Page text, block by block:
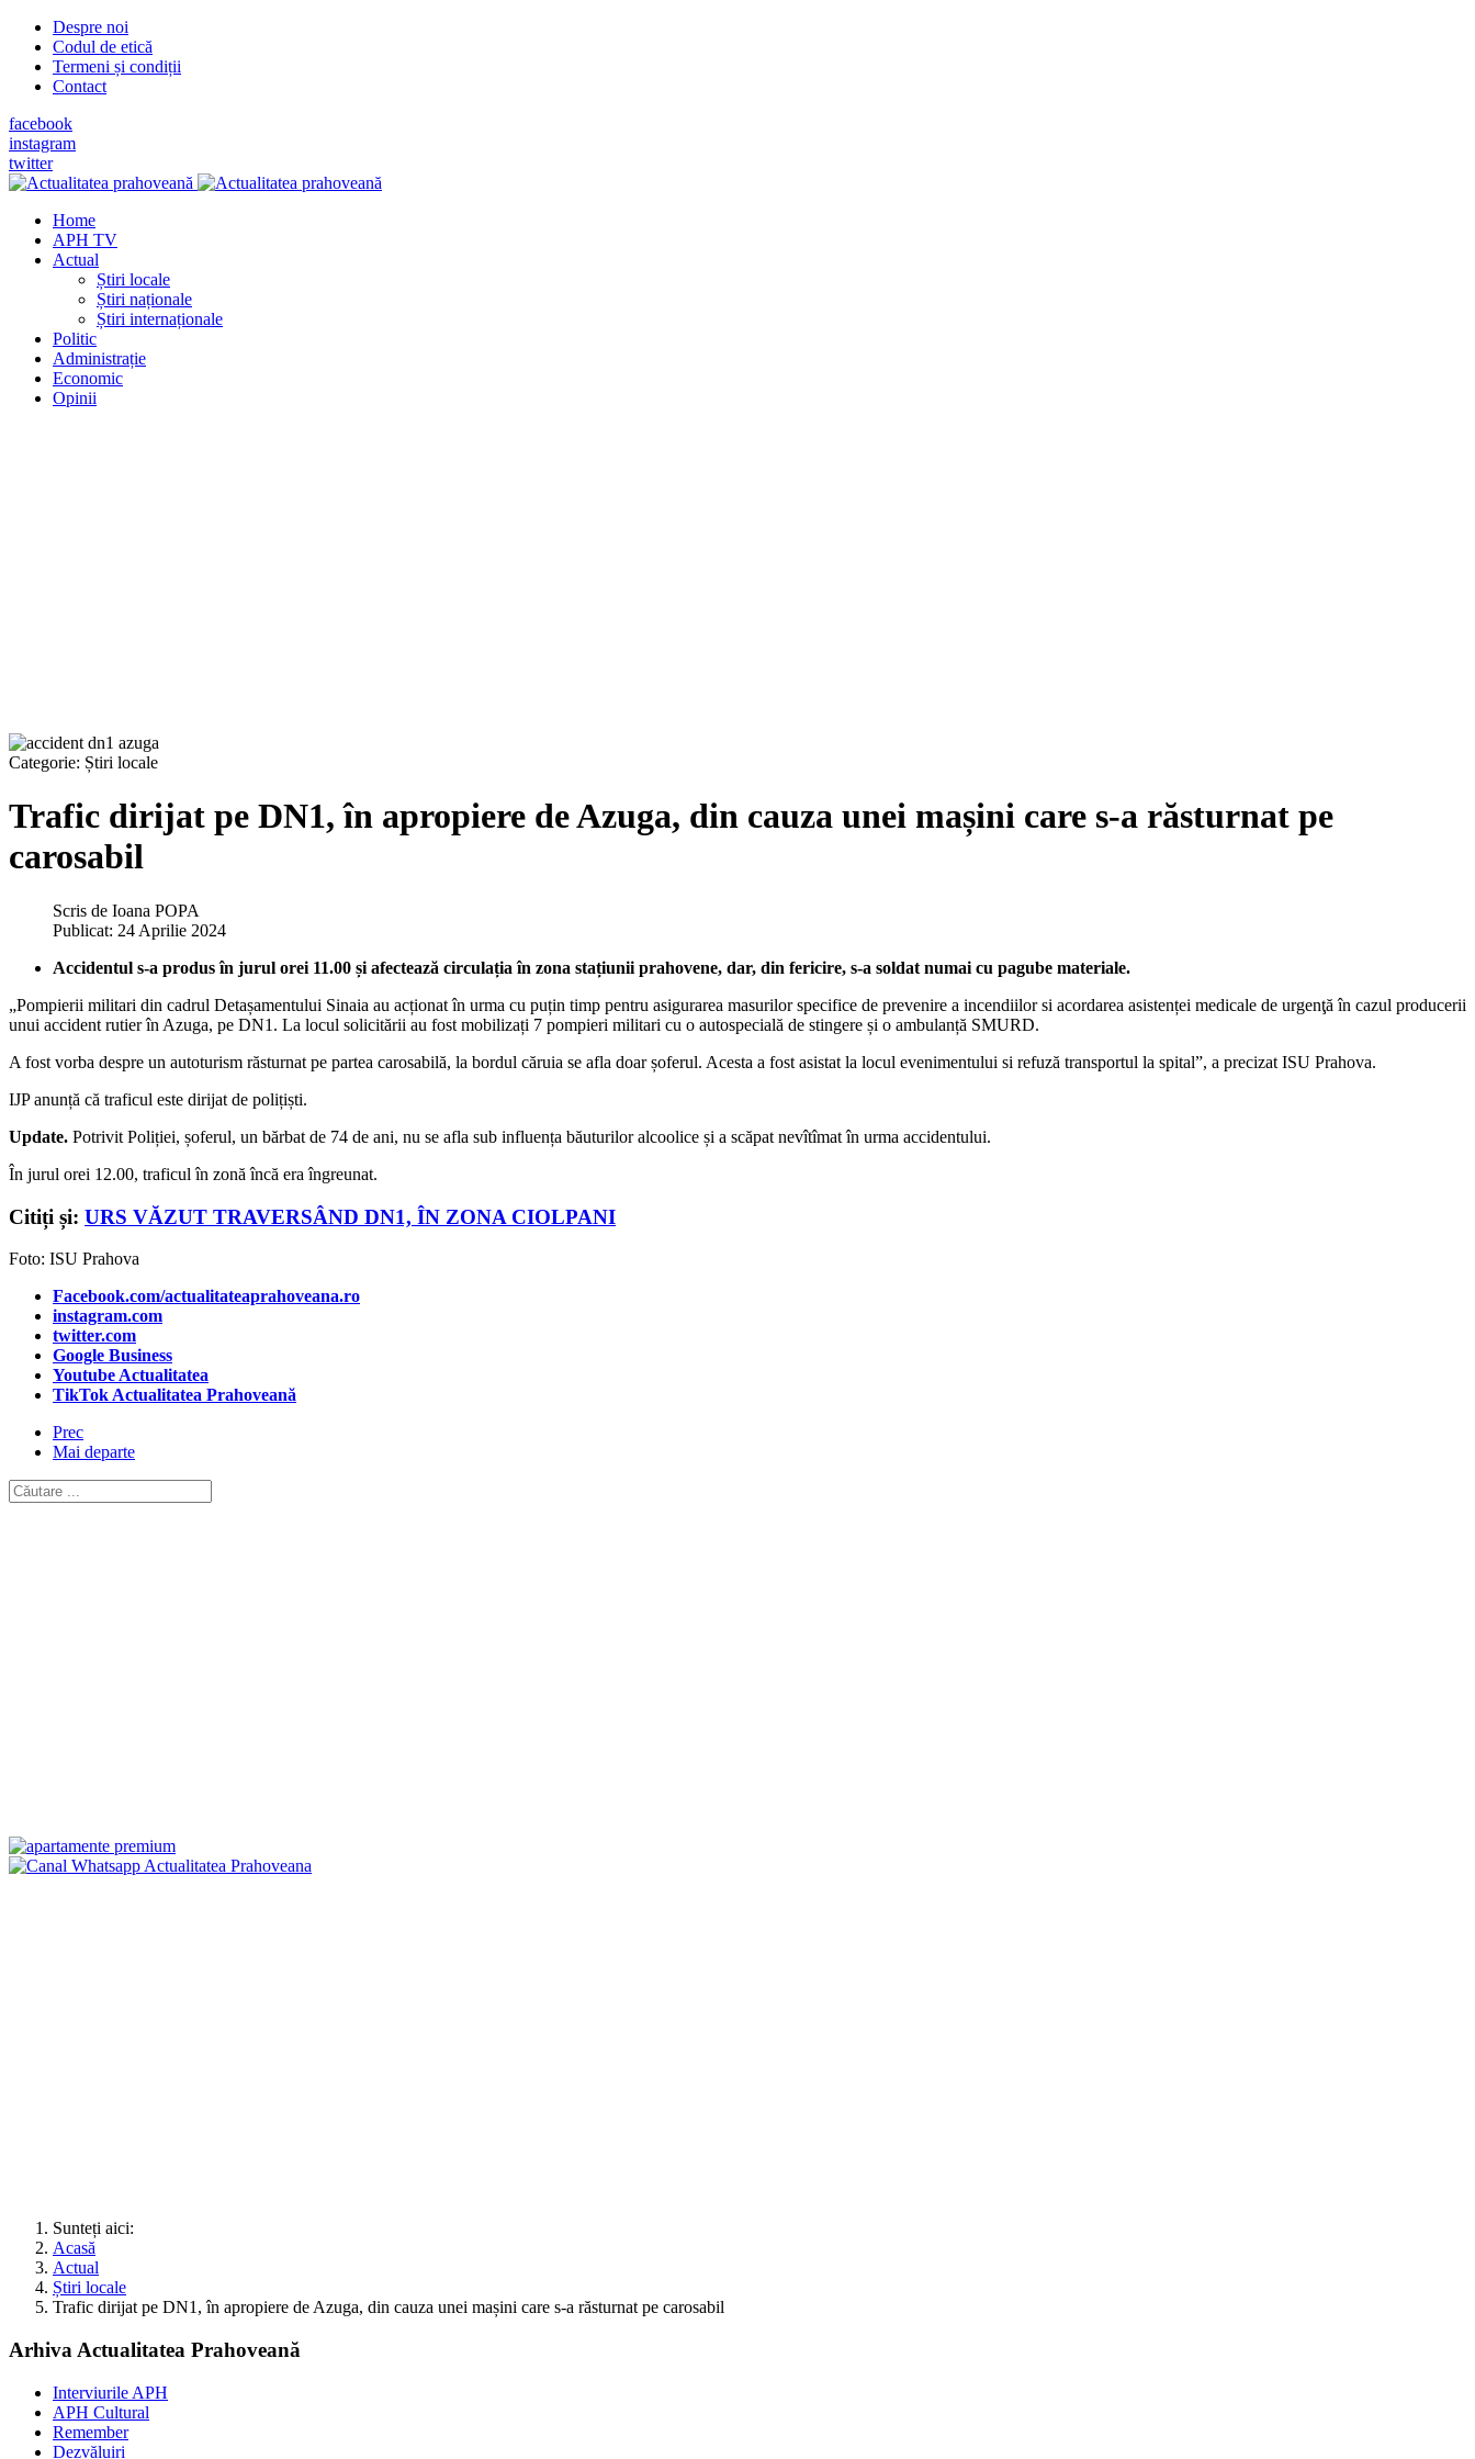
Despre noi
Codul de etică
Termeni și condiții
Contact
facebook
instagram
twitter
Home
APH TV
Actual
Știri locale
Știri naționale
Știri internaționale
Politic
Administrație
Economic
Opinii
Categorie: Știri locale
Trafic dirijat pe DN1, în apropiere de Azuga, din cauza unei mașini care s-a răsturnat pe
carosabil
Scris de Ioana POPA
Publicat: 24 Aprilie 2024
Accidentul s-a produs în jurul orei 11.00 și afectează circulația în zona stațiunii prahovene, dar, din fericire, s-a soldat numai cu pagube materiale.
„Pompierii militari din cadrul Detașamentului Sinaia au acționat în urma cu puțin timp pentru asigurarea masurilor specifice de prevenire a incendiilor si acordarea asistenței medicale de urgenţă în cazul producerii
unui accident rutier în Azuga, pe DN1. La locul solicitării au fost mobilizați 7 pompieri militari cu o autospecială de stingere și o ambulanță SMURD.
A fost vorba despre un autoturism răsturnat pe partea carosabilă, la bordul căruia se afla doar șoferul. Acesta a fost asistat la locul evenimentului si refuză transportul la spital”, a precizat ISU Prahova.
IJP anunță că traficul este dirijat de polițiști.
Update. Potrivit Poliției, șoferul, un bărbat de 74 de ani, nu se afla sub influența băuturilor alcoolice și a scăpat nevîtîmat în urma accidentului.
În jurul orei 12.00, traficul în zonă încă era îngreunat.
Citiți și: URS VĂZUT TRAVERSÂND DN1, ÎN ZONA CIOLPANI
Foto: ISU Prahova
Facebook.com/actualitateaprahoveana.ro
instagram.com
twitter.com
Google Business
Youtube Actualitatea
TikTok Actualitatea Prahoveană
Prec
Mai departe
Sunteți aici:
Acasă
Actual
Știri locale
Trafic dirijat pe DN1, în apropiere de Azuga, din cauza unei mașini care s-a răsturnat pe carosabil
Arhiva Actualitatea Prahoveană
Interviurile APH
APH Cultural
Remember
Dezvăluiri